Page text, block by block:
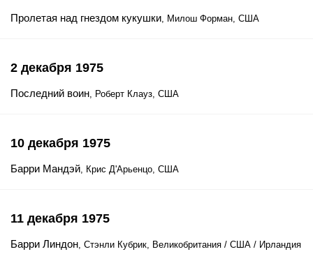
Пролетая над гнездом кукушки, Милош Форман, США
2 декабря 1975
Последний воин, Роберт Клауз, США
10 декабря 1975
Барри Мандэй, Крис Д'Арьенцо, США
11 декабря 1975
Барри Линдон, Стэнли Кубрик, Великобритания / США / Ирландия